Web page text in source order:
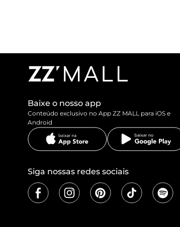
Baixe o nosso app
Conteúdo exclusivo no App ZZ MALL para iOS e
Android
Siga nossas redes sociais